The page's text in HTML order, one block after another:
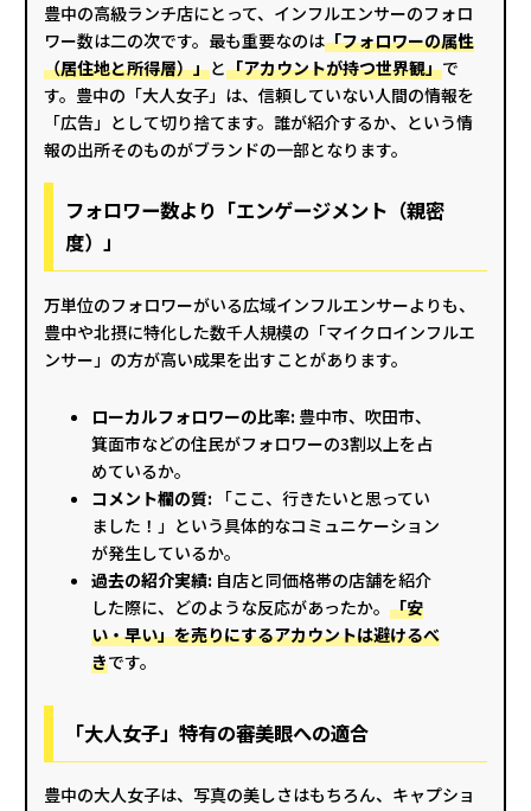
豊中の高級ランチ店にとって、インフルエンサーのフォロ
ワー数は二の次です。最も重要なのは「フォロワーの属性
（居住地と所得層）」と「アカウントが持つ世界観」で
す。豊中の「大人女子」は、信頼していない人間の情報を
「広告」として切り捨てます。誰が紹介するか、という情
報の出所そのものがブランドの一部となります。
フォロワー数より「エンゲージメント（親密
度）」
万単位のフォロワーがいる広域インフルエンサーよりも、
豊中や北摂に特化した数千人規模の「マイクロインフルエ
ンサー」の方が高い成果を出すことがあります。
ローカルフォロワーの比率: 豊中市、吹田市、
箕面市などの住民がフォロワーの3割以上を占
めているか。
コメント欄の質: 「ここ、行きたいと思ってい
ました！」という具体的なコミュニケーション
が発生しているか。
過去の紹介実績: 自店と同価格帯の店舗を紹介
した際に、どのような反応があったか。 「安
い・早い」を売りにするアカウントは避けるべ
きです。
「大人女子」特有の審美眼への適合
豊中の大人女子は、写真の美しさはもちろん、キャプショ